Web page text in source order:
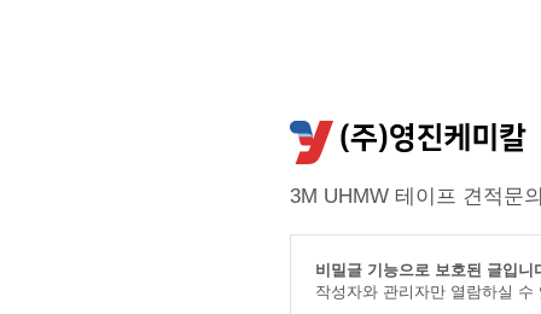
3M UHMW 테이프 견적문
비밀글 기능으로 보호된 글입니
작성자와 관리자만 열람하실